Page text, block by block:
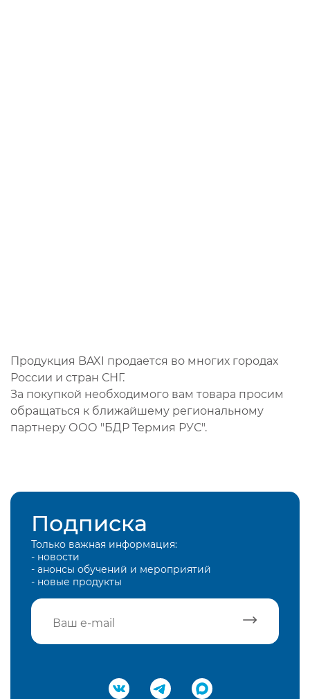
Продукция BAXI продается во многих городах
России и стран СНГ.
За покупкой необходимого вам товара просим
обращаться к ближайшему региональному
партнеру ООО "БДР Термия РУС".
Подписка
Только важная информация:
- новости
- анонсы обучений и мероприятий
- новые продукты